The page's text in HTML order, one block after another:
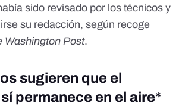
sido revisado por los técnicos y
su redacción, según recoge
Washington Post.
sugieren que el
permanece en el aire*